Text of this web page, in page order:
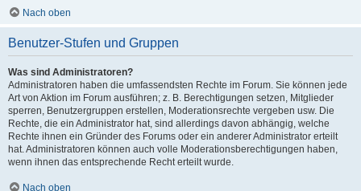
Nach oben
Benutzer-Stufen und Gruppen
Was sind Administratoren?
Administratoren haben die umfassendsten Rechte im Forum. Sie können jede
Art von Aktion im Forum ausführen; z. B. Berechtigungen setzen, Mitglieder
sperren, Benutzergruppen erstellen, Moderationsrechte vergeben usw. Die
Rechte, die ein Administrator hat, sind allerdings davon abhängig, welche
Rechte ihnen ein Gründer des Forums oder ein anderer Administrator erteilt
hat. Administratoren können auch volle Moderationsberechtigungen haben,
wenn ihnen das entsprechende Recht erteilt wurde.
Nach oben